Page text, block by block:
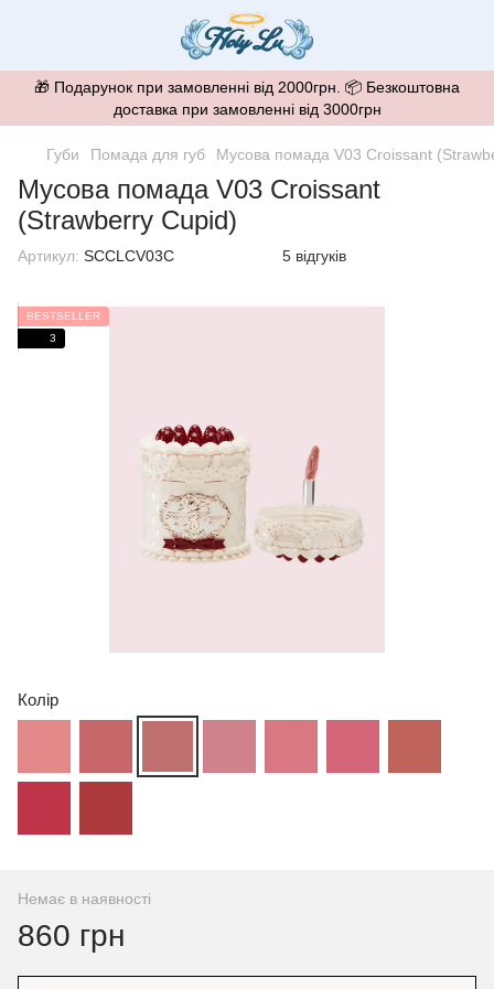
🎁 Подарунок при замовленні від 2000грн. 📦 Безкоштовна
доставка при замовленні від 3000грн
Губи Помада для губ Мусова помада V03 Croissant
Мусова помада V03 Croissant
(Strawberry Cupid)
Артикул: SCCLCV03C 5 відгуків
BESTSELLER
3
Колір
Немає в наявності
860 грн